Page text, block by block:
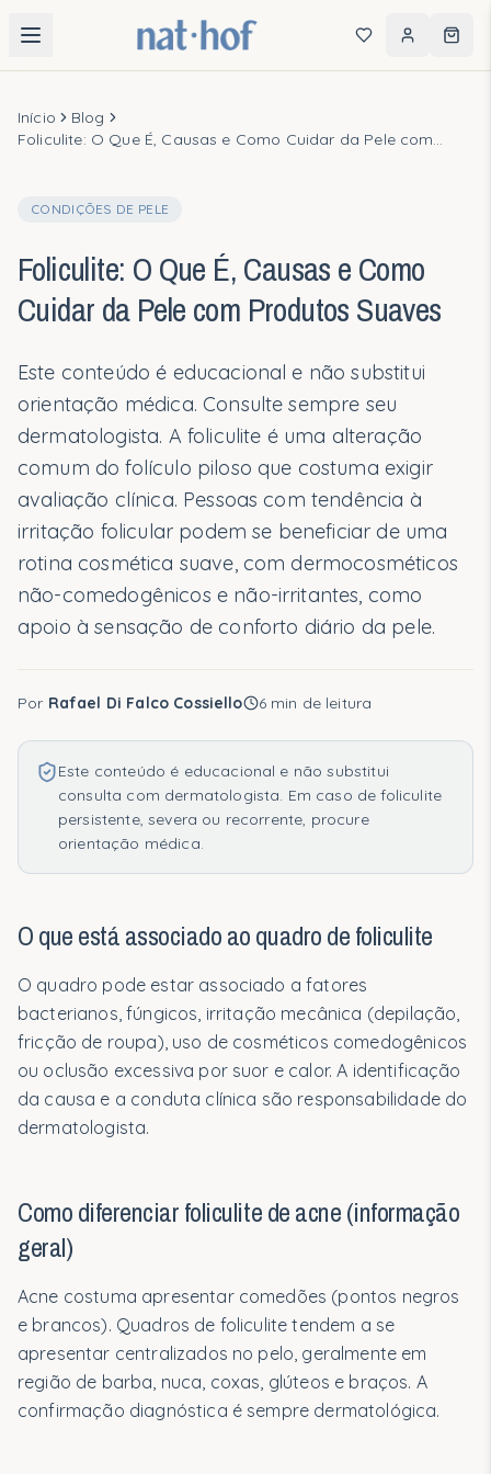
Encontre os produtos ideais para sua rotina
PRODUTOS
Categorias
Mais Vendidos
Kits em Destaque
QUIZ PERSONALIZADO
Descubra sua rotina ideal
Recomendações personalizadas em 2 minutos.
Rotina Essencial
Ressecamento Intenso
Vermelhidão e Sensibilidade
Ciência
Nossa abordagem científica
Segurança e testes
Bioativos
Barreira cutânea
Médicos e Prescritores
Clínicas e Hospitais
Protocolos de Uso
Materiais Técnicos
Para Você
Início
Blog
Foliculite: O Que É, Causas e Como Cuidar da Pele com
CONDIÇÕES DE PELE
Foliculite: O Que É, Causas e Como
Cuidar da Pele com Produtos Suaves
Este conteúdo é educacional e não substitui
orientação médica. Consulte sempre seu
dermatologista. A foliculite é uma alteração
comum do folículo piloso que costuma exigir
avaliação clínica. Pessoas com tendência à
irritação folicular podem se beneficiar de uma
rotina cosmética suave, com dermocosméticos
não-comedogênicos e não-irritantes, como
apoio à sensação de conforto diário da pele.
Por Rafael Di Falco Cossiello 6min de leitura
Este conteúdo é educacional e não substitui
consulta com dermatologista. Em caso de foliculite
persistente, severa ou recorrente, procure
orientação médica.
O que está associado ao quadro de foliculite
O quadro pode estar associado a fatores
bacterianos, fúngicos, irritação mecânica (depilação,
fricção de roupa), uso de cosméticos comedogênicos
ou oclusão excessiva por suor e calor. A identificação
da causa e a conduta clínica são responsabilidade do
dermatologista.
Como diferenciar foliculite de acne (informação
geral)
Acne costuma apresentar comedões (pontos negros
e brancos). Quadros de foliculite tendem a se
apresentar centralizados no pelo, geralmente em
região de barba, nuca, coxas, glúteos e braços. A
confirmação diagnóstica é sempre dermatológica.